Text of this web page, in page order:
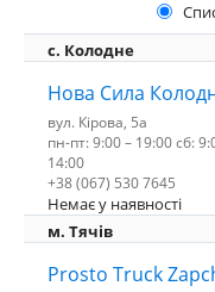
с. Колодне
Нова Сила
вул. Кірова, 5а
пн-пт: 9:00 – 19:00 сб:
14:00
+38 (067) 530 7645
Немає у наявності
м. Тячів
Prosto Truck